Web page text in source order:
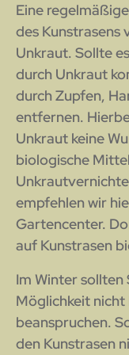
Eine
des Kunstrasens
Unkraut. Sollte
durch Unkraut
durch Zupfen,
entfernen.
Unkraut keine
biologische
empfehlen wir
Gartencenter.
auf Kunstrasen
Im Winter sollten
Möglichkeit
beanspruchen.
den Kunstrasen